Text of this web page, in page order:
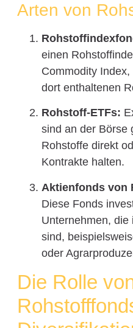
Arten von
einen
Commodity
dort enthaltenen
Rohstoff-ETFs:
sind an der Börse
Rohstoffe direkt
Kontrakte halten.
Aktienfonds von
Diese Fonds
Unternehmen, die
sind,
oder
Die Rolle